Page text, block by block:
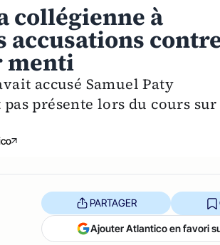
collégienne à
accusations
menti
accusé Samuel Paty
présente lors du cours
PARTAGER
Ajouter Atlantico en favori